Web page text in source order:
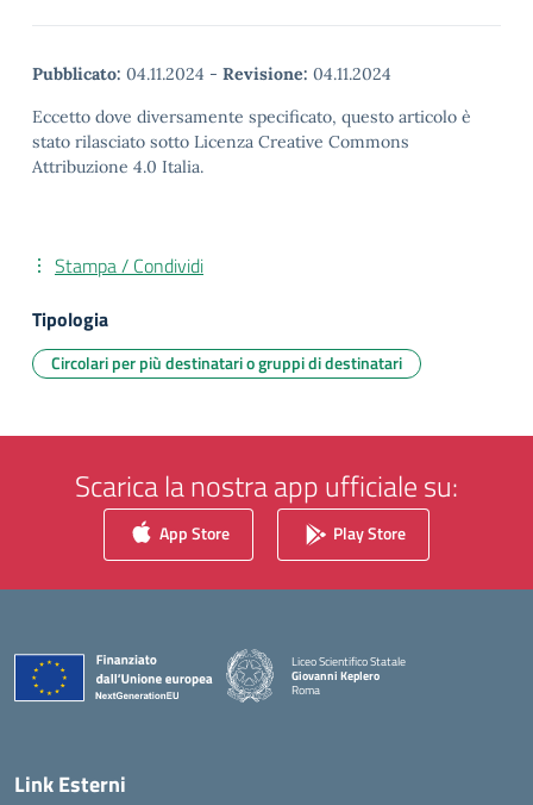
Pubblicato: 04.11.2024 - Revisione: 04.11.2024
Eccetto dove diversamente specificato, questo articolo è
stato rilasciato sotto Licenza Creative Commons
Attribuzione 4.0 Italia.
Stampa / Condividi
Tipologia
Circolari per più destinatari o gruppi di destinatari
Scarica la nostra app ufficiale su:
App Store Play Store
Liceo Scientifico Statale
Giovanni Keplero
Roma
Link Esterni